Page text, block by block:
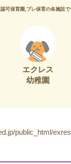
可保育園,プレ保育の各施設で
エクレス
幼稚園
public_html/